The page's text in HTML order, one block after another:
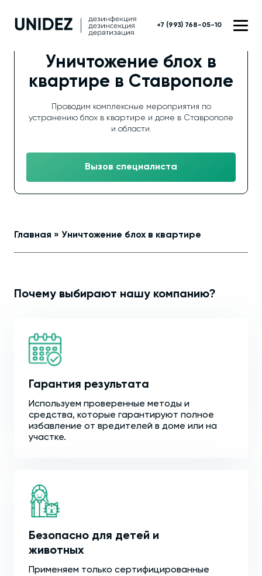
+7 (993) 768-05-10
Уничтожение блох в
квартире в Ставрополе
Проводим комплексные мероприятия по
устранению блох в квартире и доме в Ставрополе
и области.
Вызов специалиста
Главная » Уничтожение блох в квартире
Почему выбирают нашу компанию?
Гарантия результата
Используем проверенные методы и
средства, которые гарантируют полное
избавление от вредителей в доме или на
участке.
Безопасно для детей и
животных
Применяем только сертифицированные